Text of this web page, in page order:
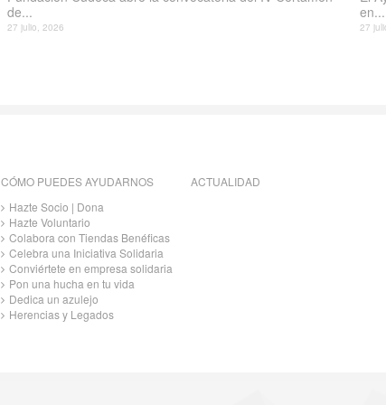
de...
27 julio, 2026
en...
27
CÓMO PUEDES AYUDARNOS
Hazte Socio | Dona
Hazte Voluntario
Colabora con Tiendas Benéficas
Celebra una Iniciativa Solidaria
Conviértete en empresa solidaria
Pon una hucha en tu vida
Dedica un azulejo
Herencias y Legados
ACTUALIDAD